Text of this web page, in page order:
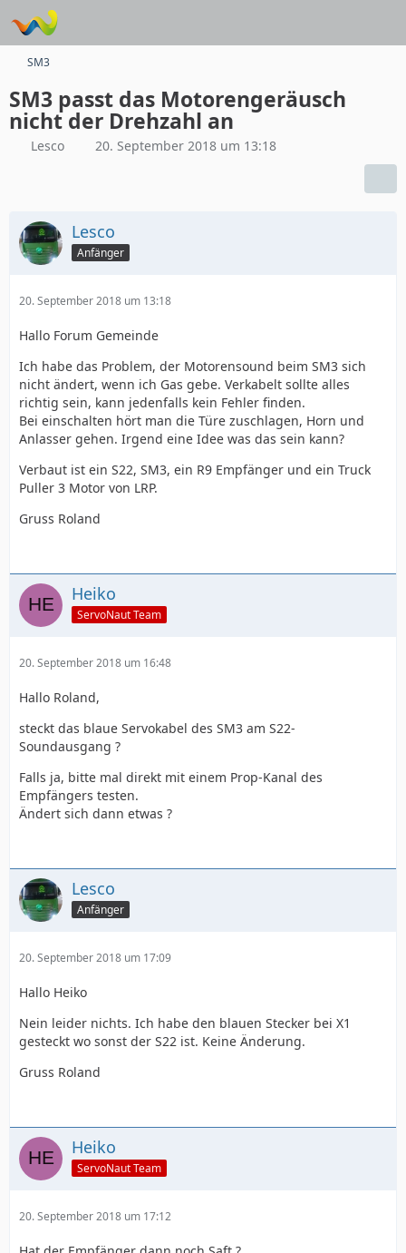
SM3
SM3 passt das Motorengeräusch
nicht der Drehzahl an
Lesco 20. September 2018 um 13:18
Lesco
Anfänger
20. September 2018 um 13:18
Hallo Forum Gemeinde
Ich habe das Problem, der Motorensound beim SM3 sich
nicht ändert, wenn ich Gas gebe. Verkabelt sollte alles
richtig sein, kann jedenfalls kein Fehler finden.
Bei einschalten hört man die Türe zuschlagen, Horn und
Anlasser gehen. Irgend eine Idee was das sein kann?
Verbaut ist ein S22, SM3, ein R9 Empfänger und ein Truck
Puller 3 Motor von LRP.
Gruss Roland
Heiko
ServoNaut Team
20. September 2018 um 16:48
Hallo Roland,
steckt das blaue Servokabel des SM3 am S22-
Soundausgang ?
Falls ja, bitte mal direkt mit einem Prop-Kanal des
Empfängers testen.
Ändert sich dann etwas ?
Lesco
Anfänger
20. September 2018 um 17:09
Hallo Heiko
Nein leider nichts. Ich habe den blauen Stecker bei X1
gesteckt wo sonst der S22 ist. Keine Änderung.
Gruss Roland
Heiko
ServoNaut Team
20. September 2018 um 17:12